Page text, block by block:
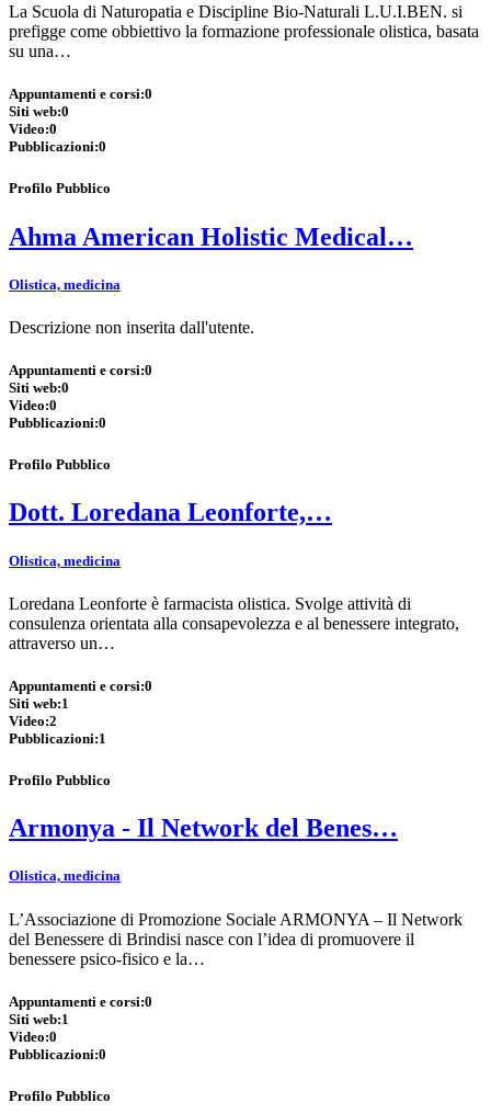
La Scuola di Naturopatia e Discipline Bio-Naturali L.U.I.BEN. si
prefigge come obbiettivo la formazione professionale olistica, basata
su una…
Appuntamenti e corsi:0
Siti web:0
Video:0
Pubblicazioni:0
Profilo Pubblico
Ahma American Holistic Medical…
Olistica, medicina
Descrizione non inserita dall'utente.
Appuntamenti e corsi:0
Siti web:0
Video:0
Pubblicazioni:0
Profilo Pubblico
Dott. Loredana Leonforte,…
Olistica, medicina
Loredana Leonforte è farmacista olistica. Svolge attività di
consulenza orientata alla consapevolezza e al benessere integrato,
attraverso un…
Appuntamenti e corsi:0
Siti web:1
Video:2
Pubblicazioni:1
Profilo Pubblico
Armonya - Il Network del Benes…
Olistica, medicina
L’Associazione di Promozione Sociale ARMONYA – Il Network
del Benessere di Brindisi nasce con l’idea di promuovere il
benessere psico-fisico e la…
Appuntamenti e corsi:0
Siti web:1
Video:0
Pubblicazioni:0
Profilo Pubblico